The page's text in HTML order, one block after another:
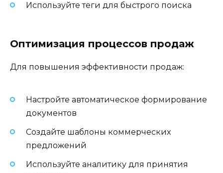
Используйте теги для быстрого поиска
Оптимизация процессов продаж
Для повышения эффективности продаж:
Настройте автоматическое формирование
документов
Создайте шаблоны коммерческих
предложений
Используйте аналитику для принятия